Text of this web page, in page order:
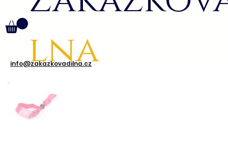
info@zakazkovadilna.cz
lna